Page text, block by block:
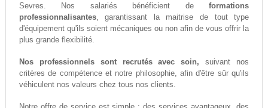
Sevres. Nos salariés bénéficient deformations
professionnalisantes, garantissant la maitrise de tout type
d'équipement qu'ils soient mécaniques ou non afin de vous offrir la
plus grande flexibilité.
Nos professionnels sont recrutés avec soin, suivant nos
critères de compétence et notre philosophie, afin d'être sûr qu'ils
véhiculent nos valeurs chez tous nos clients.